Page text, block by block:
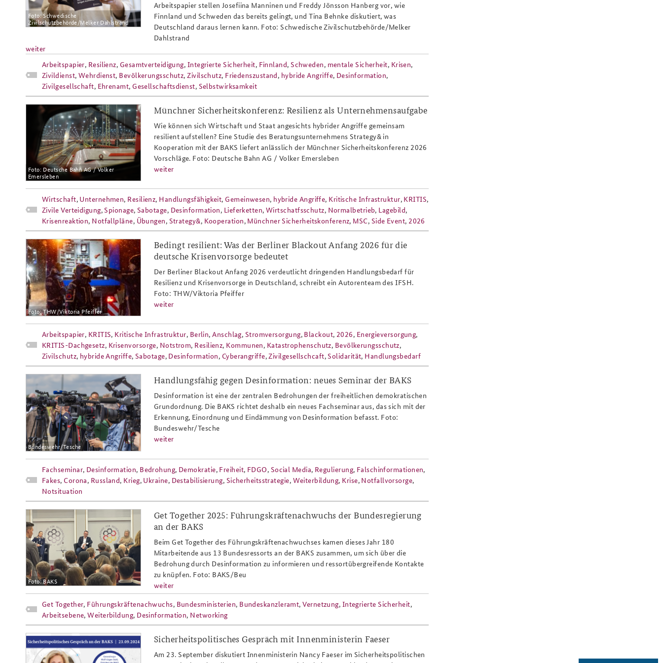
Foto: Schwedische
Zivilschutzbehörde/Melker Dahlstrand
Arbeitspapier stellen Josefiina Manninen und Freddy Jönsson Hanberg vor, wie
Finnland und Schweden das bereits gelingt, und Tina Behnke diskutiert, was
Deutschland daraus lernen kann. Foto: Schwedische Zivilschutzbehörde/Melker
Dahlstrand
weiter
Arbeitspapier, Resilienz, Gesamtverteidigung, Integrierte Sicherheit, Finnland, Schweden, mentale Sicherheit, Krisen,
Zivildienst, Wehrdienst, Bevölkerungsschutz,Zivilschutz, Friedenszustand, hybride Angriffe, Desinformation,
Zivilgesellschaft, Ehrenamt, Gesellschaftsdienst, Selbstwirksamkeit
Foto: Deutsche Bahn AG / Volker
Emersleben
Münchner Sicherheitskonferenz: Resilienz als Unternehmensaufgabe
Wie können sich Wirtschaft und Staat angesichts hybrider Angriffe gemeinsam
resilient aufstellen? Eine Studie des Beratungsunternehmens Strategy& in
Kooperation mit der BAKS liefert anlässlich der Münchner Sicherheitskonferenz 2026
Vorschläge. Foto: Deutsche Bahn AG / Volker Emersleben
weiter
Wirtschaft, Unternehmen, Resilienz, Handlungsfähigkeit, Gemeinwesen, hybride Angriffe, Kritische Infrastruktur, KRITIS,
Zivile Verteidigung, Spionage, Sabotage, Desinformation, Lieferketten,Wirtschatfsschutz, Normalbetrieb, Lagebild,
Krisenreaktion, Notfallpläne, Übungen, Strategy&, Kooperation, Münchner Sicherheitskonferenz, MSC, Side Event, 2026
arbeitspapier_1-
26_stromausfall_anschlag_berlin_resilienz_thw_viktoria_pfeiffer_808x486.jpg
Foto: THW/Viktoria Pfeiffer
Bedingt resilient: Was der Berliner Blackout Anfang 2026 für die
deutsche Krisenvorsorge bedeutet
Der Berliner Blackout Anfang 2026 verdeutlicht dringenden Handlungsbedarf für
Resilienz und Krisenvorsorge in Deutschland, schreibt ein Autorenteam des IFSH.
Foto: THW/Viktoria Pfeiffer
weiter
Arbeitspapier, KRITIS, Kritische Infrastruktur, Berlin,Anschlag, Stromversorgung, Blackout, 2026, Energieversorgung,
KRITIS-Dachgesetz, Krisenvorsorge, Notstrom, Resilienz, Kommunen, Katastrophenschutz, Bevölkerungsschutz,
Zivilschutz, hybride Angriffe, Sabotage, Desinformation, Cyberangriffe,Zivilgesellschcaft, Solidarität, Handlungsbedarf
desi_slider_bw_tesche_800x486.png
Bundeswehr/Tesche
Handlungsfähig gegen Desinformation: neues Seminar der BAKS
Desinformation ist eine der zentralen Bedrohungen der freiheitlichen demokratischen
Grundordnung. Die BAKS richtet deshalb ein neues Fachseminar aus, das sich mit der
Erkennung, Einordnung und Eindämmung von Desinformation befasst. Foto:
Bundeswehr/Tesche
weiter
Fachseminar, Desinformation, Bedrohung, Demokratie, Freiheit, FDGO, Social Media, Regulierung, Falschinformationen,
Fakes, Corona, Russland, Krieg, Ukraine, Destabilisierung, Sicherheitsstrategie, Weiterbildung, Krise, Notfallvorsorge,
Notsituation
808x486_diskussion_lara_weyland_juri_rescheto_rosalia_romaniec_gettogether_baks_2025_historischer_saal.png
Foto: BAKS
Get Together 2025: Führungskräftenachwuchs der Bundesregierung
an der BAKS
Beim Get Together des Führungskräftenachwuchses kamen dieses Jahr 180
Mitarbeitende aus 13 Bundesressorts an der BAKS zusammen, um sich über die
Bedrohung durch Desinformation zu informieren und ressortübergreifende Kontakte
zu knüpfen. Foto: BAKS/Beu
weiter
Get Together, Führungskräftenachwuchs, Bundesministerien, Bundeskanzleramt,Vernetzung, Integrierte Sicherheit,
Arbeitsebene,Weiterbildung, Desinformation, Networking
sipog_sep24_faeser_website-
header_slider.png
Sicherheitspolitisches Gespräch mit Innenministerin Faeser
Am 23. September diskutiert Innenministerin Nancy Faeser im Sicherheitspolitischen